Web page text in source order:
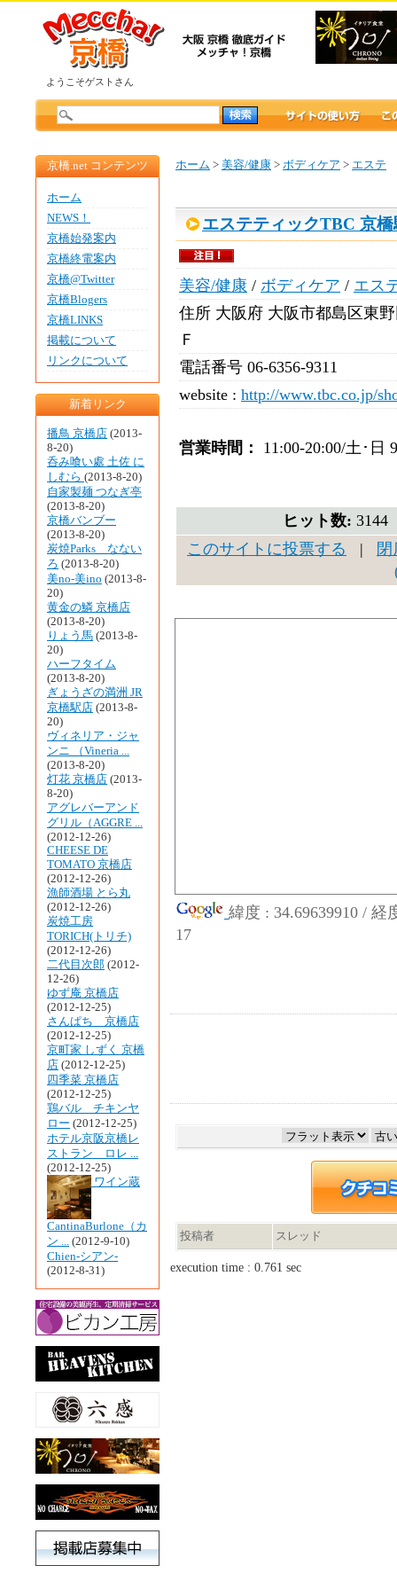
ようこそゲストさん
京橋.net コンテンツ
ホーム
NEWS！
京橋始発案内
京橋終電案内
京橋@Twitter
京橋Blogers
京橋LINKS
掲載について
リンクについて
新着リンク
播鳥 京橋店 (2013-
8-20)
呑み喰い處 土佐 に
しむら (2013-8-20)
自家製麺 つなぎ亭
(2013-8-20)
京橋バンブー
(2013-8-20)
炭焼Parks なない
ろ (2013-8-20)
美no-美ino (2013-8-
20)
黄金の鱗 京橋店
(2013-8-20)
りょう馬 (2013-8-
20)
ハーフタイム
(2013-8-20)
ぎょうざの満洲 JR
京橋駅店 (2013-8-
20)
ヴィネリア・ジャ
ンニ （Vineria ...
(2013-8-20)
灯花 京橋店 (2013-
8-20)
アグレバーアンド
グリル（AGGRE ...
(2012-12-26)
CHEESE DE
TOMATO 京橋店
(2012-12-26)
漁師酒場 とら丸
(2012-12-26)
炭焼工房
TORICH(トリチ)
(2012-12-26)
二代目次郎 (2012-
12-26)
ゆず庵 京橋店
(2012-12-25)
さんぱち 京橋店
(2012-12-25)
京町家 しずく 京橋
店 (2012-12-25)
四季菜 京橋店
(2012-12-25)
鶏バル チキンヤ
ロー (2012-12-25)
ホテル京阪京橋レ
ストラン ロレ ...
(2012-12-25)
ワイン蔵
CantinaBurlone（カ
ン ... (2012-9-10)
Chien-シアン-
(2012-8-31)
ホーム > 美容/健康 > ボディケア > エステ
エステティックTBC 京
美容/健康 / ボディケア / エス
住所 大阪府 大阪市都島区東
Ｆ
電話番号 06-6356-9311
website : http://www.tbc.co.jp/
営業時間： 11:00-20:00/土･日
ヒット数:
このサイトに投票する |
緯度 : 34.69639910 / 経
17
投稿者 スレッド
execution time : 0.761 sec